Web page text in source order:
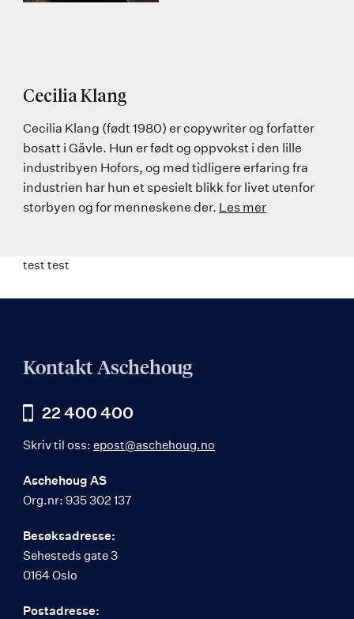
Cecilia Klang
Cecilia Klang (født 1980) er copywriter og forfatter
bosatt i Gävle. Hun er født og oppvokst i den lille
industribyen Hofors, og med tidligere erfaring fra
industrien har hun et spesielt blikk for livet utenfor
storbyen og for menneskene der. Les mer
test test
Kontakt Aschehoug
22 400 400
Skriv til oss: epost@aschehoug.no
Aschehoug AS
Org.nr: 935 302 137
Besøksadresse:
Sehesteds gate 3
0164 Oslo
Postadresse: